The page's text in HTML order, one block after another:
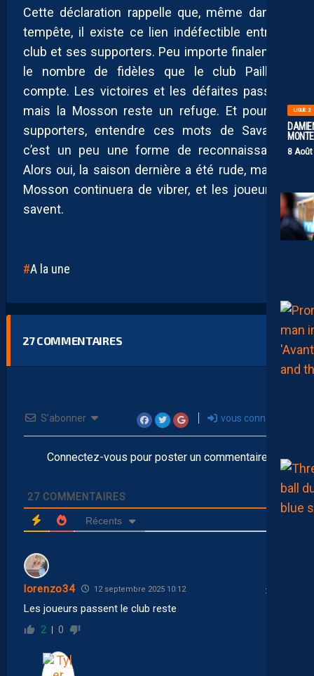
LIGUE 2
8
Cette déclaration rappelle que, même dans la
tempête, il existe ce lien indéfectible entre le
club et ses supporters. Peu importe finalement
le nombre de fidèles que le club Pailladin
compte. Les victoires et les défaites passent,
mais la Mosson reste un refuge. Et pour les
supporters, entendre ces mots de Savanier,
c’est un peu une forme de reconnaissance.
Alors oui, la saison dernière a été rude, mais la
Mosson continuera de vibrer, et les joueurs le
savent.
A la une
27COMMENTAIRES
S’abonner vous connecter
Connectez-vous pour poster un commentaire
27 COMMENTAIRES
Récents
lorenzo34 12 septembre 2025 10:12
Les joueurs passent le club reste
2 0